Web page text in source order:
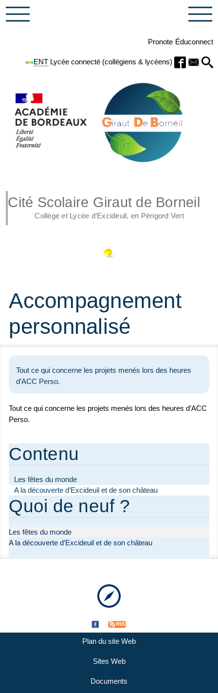
Pronote Éduconnect
ENTLycée connecté (collégiens & lycéens)
Cité Scolaire Giraut de Borneil
Collège et Lycée d’Excideuil, en Périgord Vert
Accompagnement
personnalisé
Tout ce qui concerne les projets menés lors des heures
d’ACC Perso.
Tout ce qui concerne les projets menés lors des heures d’ACC
Perso.
Contenu
Les fêtes du monde
A la découverte d’Excideuil et de son château
Quoi de neuf ?
Les fêtes du monde
A la découverte d’Excideuil et de son château
Plan du site Web
Sites Web
Documents